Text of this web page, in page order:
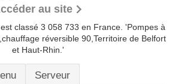
au site
classé 3 058 733 en France. 'Pompes à
réversible 90,Territoire de Belfort
et Haut-Rhin.'
Serveur